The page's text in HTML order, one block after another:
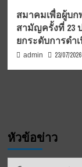
สมาคมเพื่อผู้บก
สามัญครั้งที่ 23
ยกระดับการดำ
admin 23/07/2026
หัวข้อข่าว
หัวข้อ